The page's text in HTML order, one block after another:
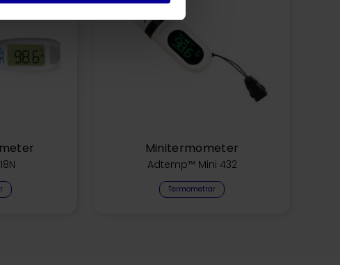
Minitermometer
Adtemp™ Mini 432
Termometrar